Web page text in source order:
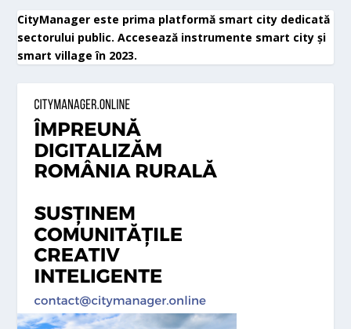
CityManager este prima platformă smart city dedicată
sectorului public. Accesează instrumente smart city și
smart village în 2023.